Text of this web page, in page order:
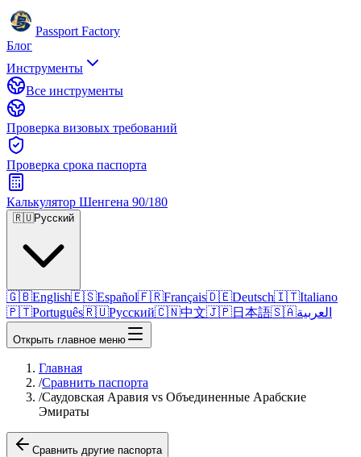
Passport Factory
Блог
Инструменты
Все инструменты
Проверка визовых требований
Проверка срока паспорта
Калькулятор Шенгена 90/180
🇷🇺Русский
🇬🇧English🇪🇸Español🇫🇷Français🇩🇪Deutsch🇮🇹Italiano
🇵🇹Português🇷🇺Русский🇨🇳中文🇯🇵日本語🇸🇦العربية
Открыть главное меню
Главная
/Сравнить паспорта
/Саудовская Аравия vs Объединенные Арабские
Эмираты
Сравнить другие паспорта